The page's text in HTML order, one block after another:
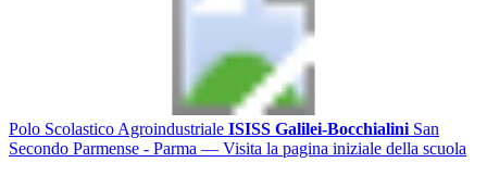
Polo Scolastico Agroindustriale ISISS Galilei-Bocchialini San
Secondo Parmense - Parma — Visita la pagina iniziale della scuola